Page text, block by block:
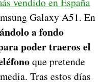
Galaxy A51. En
a fondo
poder traeros el
que pretende
Tras estos días